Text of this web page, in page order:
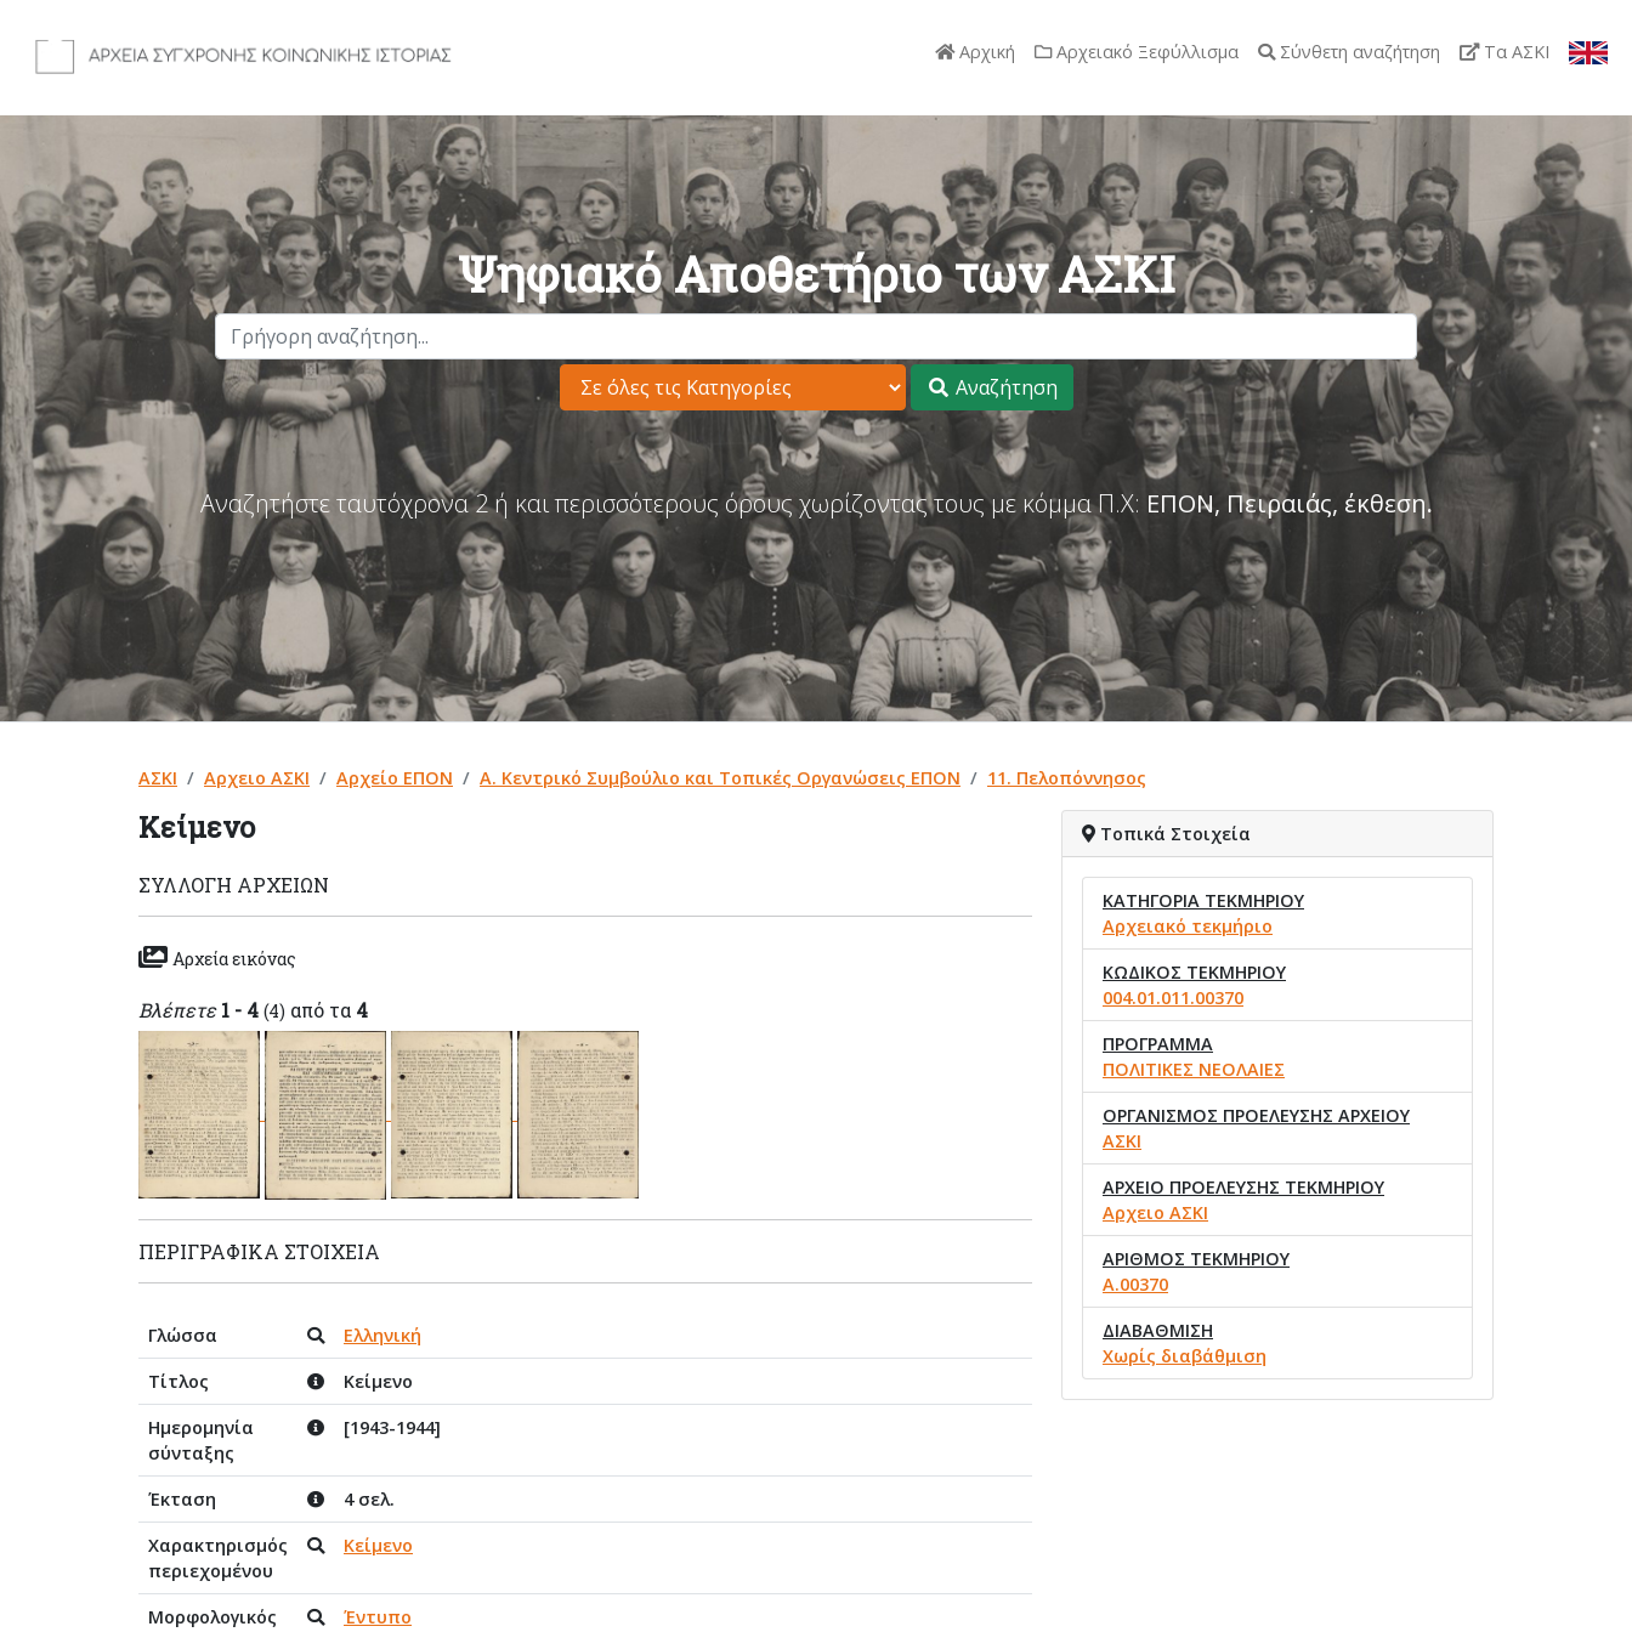
Αρχική Αρχειακό Ξεφύλλισμα Σύνθετη αναζήτηση Τα ΑΣΚΙ
Ψηφιακό Αποθετήριο των ΑΣΚΙ
Αναζήτηση
Αναζητήστε ταυτόχρονα 2 ή και περισσότερους όρους χωρίζοντας τους με κόμμα Π.Χ: ΕΠΟΝ, Πειραιάς, έκθεση.
ΑΣΚΙ Αρχειο ΑΣΚΙ Αρχείο ΕΠΟΝ Α. Κεντρικό Συμβούλιο και Τοπικές Οργανώσεις ΕΠΟΝ 11. Πελοπόννησος
Κείμενο
ΣΥΛΛΟΓΉ ΑΡΧΕΊΩΝ
Αρχεία εικόνας
Βλέπετε 1 - 4 (4) από τα 4
ΠΕΡΙΓΡΑΦΙΚΆ ΣΤΟΙΧΕΊΑ
Γλώσσα
Ελληνική
Τίτλος
Κείμενο
Ημερομηνία
σύνταξης
[1943-1944]
Έκταση
4 σελ.
Χαρακτηρισμός
περιεχομένου
Κείμενο
Μορφολογικός
Έντυπο
Τοπικά Στοιχεία
ΚΑΤΗΓΟΡΙΑ ΤΕΚΜΗΡΙΟΥ
Αρχειακό τεκμήριο
ΚΩΔΙΚΟΣ ΤΕΚΜΗΡΙΟΥ
004.01.011.00370
ΠΡΟΓΡΑΜΜΑ
ΠΟΛΙΤΙΚΕΣ ΝΕΟΛΑΙΕΣ
ΟΡΓΑΝΙΣΜΟΣ ΠΡΟΕΛΕΥΣΗΣ ΑΡΧΕΙΟΥ
ΑΣΚΙ
ΑΡΧΕΙΟ ΠΡΟΕΛΕΥΣΗΣ ΤΕΚΜΗΡΙΟΥ
Αρχειο ΑΣΚΙ
ΑΡΙΘΜΟΣ ΤΕΚΜΗΡΙΟΥ
Α.00370
ΔΙΑΒΑΘΜΙΣΗ
Χωρίς διαβάθμιση